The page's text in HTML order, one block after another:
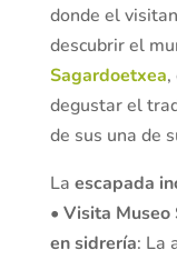
donde el
descubrir el
Sagardoetxea,
degustar el
de sus una de
La escapada
• Visita Museo
en sidrería: La